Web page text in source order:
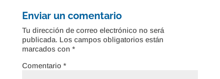
Enviar un comentario
Tu dirección de correo electrónico no será
publicada. Los campos obligatorios están
marcados con *
Comentario *